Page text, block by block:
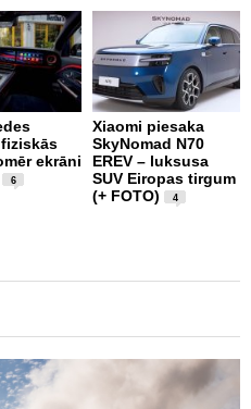
ekrāni
6
Xiaomi piesaka
SkyNomad N70
EREV – luksusa
SUV Eiropas tirgum
(+ FOTO)
4